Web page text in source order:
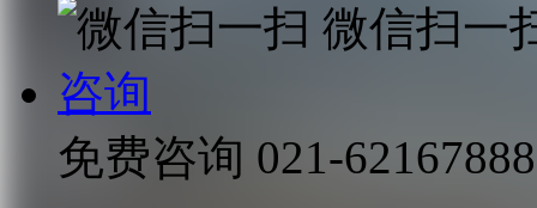
微信扫一
咨询
免费咨询 021-62167888